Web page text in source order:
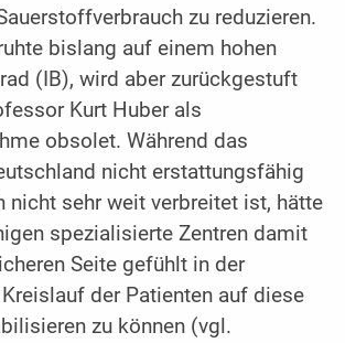
zu reduzieren.
bislang auf einem hohen
(IB), wird aber zurückgestuft
Kurt Huber als
obsolet. Während das
nicht erstattungsfähig
nicht sehr weit verbreitet ist, hätte
spezialisierte Zentren damit
Seite gefühlt in der
der Patienten auf diese
zu können (vgl.